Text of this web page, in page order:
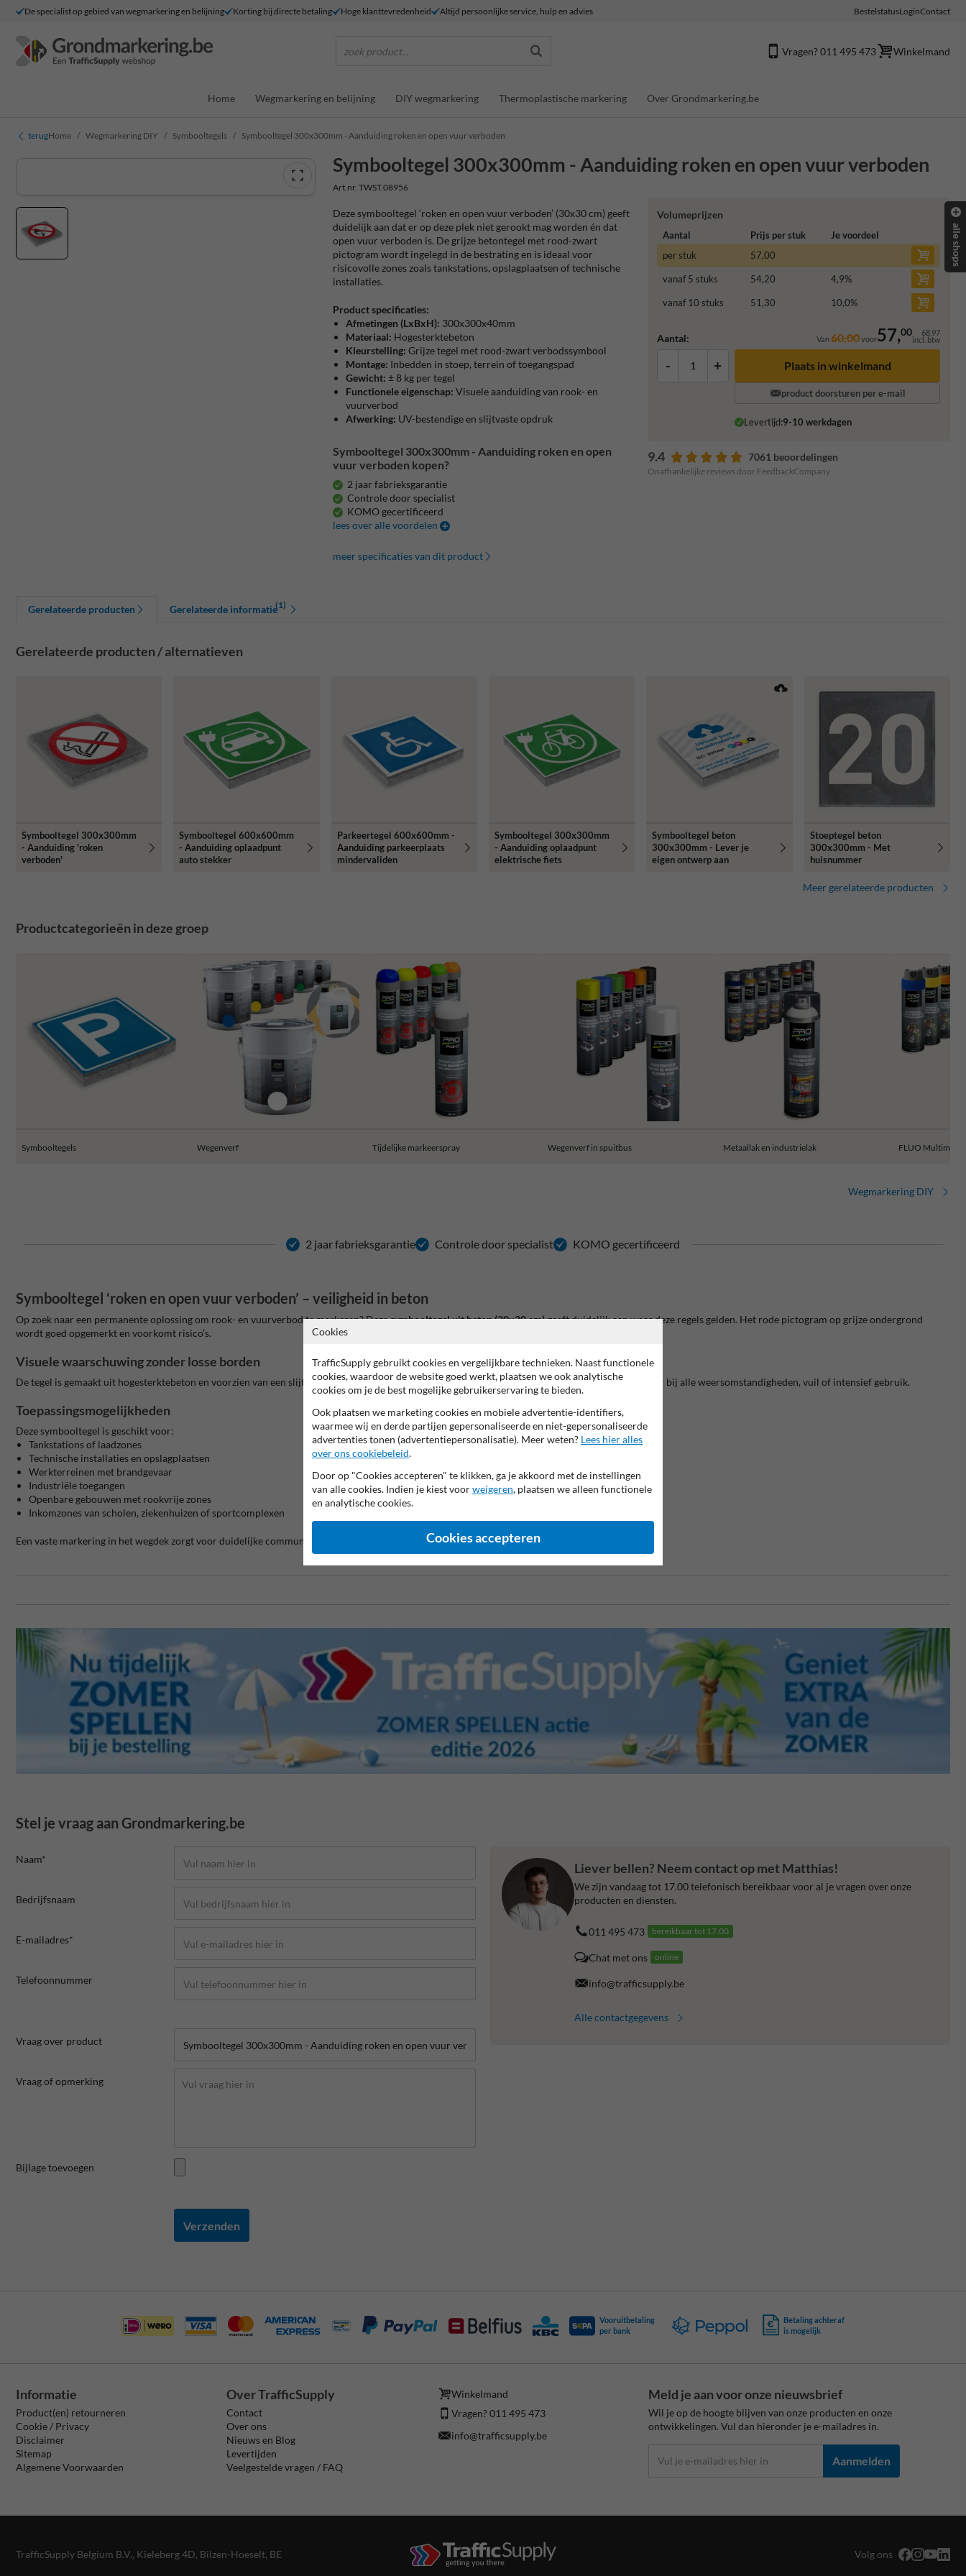
De specialist op gebied van wegmarkering en belijning Korting bij directe betaling Hoge klanttevredenheid Altijd persoonlijke service, hulp en advies BestelstatusLoginContact
zoek product... Vragen? 011 495 473 Winkelmand
Home Wegmarkering en belijning DIY wegmarkering Thermoplastische markering Over Grondmarkering.be
terugHome Wegmarkering DIY Symbooltegels Symbooltegel 300x300mm - Aanduiding roken en open vuur verboden
Symbooltegel 300x300mm - Aanduiding roken en open vuur verboden
Art.nr. TWST.08956
Volumeprijzen
Aantal Prijs per stuk
Je voordeel
per stuk
57,00
vanaf 5 stuks 54,20 4,9%
vanaf 10 stuks 51,30 10,0%
Aantal: Van60,00voor57,00 68,97
incl. btw
- + Plaats in winkelmand
product doorsturen per e-mail
Levertijd:9-10 werkdagen
9.4 7061 beoordelingen
Onafhankelijke reviews door FeedbackCompany
Deze symbooltegel ‘roken en open vuur verboden’ (30x30 cm) geeft
duidelijk aan dat er op deze plek niet gerookt mag worden én dat
open vuur verboden is. De grijze betontegel met rood-zwart
pictogram wordt ingelegd in de bestrating en is ideaal voor
risicovolle zones zoals tankstations, opslagplaatsen of technische
installaties.
Product specificaties:
Afmetingen (LxBxH): 300x300x40mm
Materiaal: Hogesterktebeton
Kleurstelling: Grijze tegel met rood-zwart verbodssymbool
Montage: Inbedden in stoep, terrein of toegangspad
Gewicht: ± 8 kg per tegel
Functionele eigenschap: Visuele aanduiding van rook- en
vuurverbod
Afwerking: UV-bestendige en slijtvaste opdruk
Symbooltegel 300x300mm - Aanduiding roken en open
vuur verboden kopen?
2 jaar fabrieksgarantie
Controle door specialist
KOMO gecertificeerd
lees over alle voordelen
meer specificaties van dit product
Gerelateerde producten Gerelateerde informatie(1)
Gerelateerde producten / alternatieven
Symbooltegel 300x300mm
- Aanduiding 'roken
verboden'
Symbooltegel 600x600mm
- Aanduiding oplaadpunt
auto stekker
Parkeertegel 600x600mm -
Aanduiding parkeerplaats
mindervaliden
Symbooltegel 300x300mm
- Aanduiding oplaadpunt
elektrische fiets
Symbooltegel beton
300x300mm - Lever je
eigen ontwerp aan
Stoeptegel beton
300x300mm - Met
huisnummer
Meer gerelateerde producten
Productcategorieën in deze groep
Symbooltegels Wegenverf Tijdelijke markeerspray Wegenverf in spuitbus Metaallak en industrielak FLUO
Wegmarkering DIY
2 jaar fabrieksgarantie Controle door specialist KOMO gecertificeerd
Symbooltegel ‘roken en open vuur verboden’ – veiligheid in beton
Op zoek naar een permanente oplossing om rook- en vuurverbod te markeren? Dezesymbooltegel uit beton (30x30 cm)geeft duidelijk aan waar deze regels gelden. Het rode pictogram op grijze ondergrond
wordt goed opgemerkt en voorkomt risico’s.
Visuele waarschuwing zonder losse borden
De tegel is gemaakt uit hogesterktebeton en voorzien van een slijtvaste, UV-bestendige opdruk. Daardoor blijft het verbodssymbool goed zichtbaar bij alle weersomstandigheden, vuil of intensief gebruik.
Toepassingsmogelijkheden
Deze symbooltegel is geschikt voor:
Tankstations of laadzones
Technische installaties en opslagplaatsen
Werkterreinen met brandgevaar
Industriële toegangen
Openbare gebouwen met rookvrije zones
Inkomzones van scholen, ziekenhuizen of sportcomplexen
Een vaste markering in het wegdek zorgt voor duidelijke communicatie én verhoogt de veiligheid op je terrein.
Stel je vraag aan Grondmarkering.be
Naam*
Bedrijfsnaam
E-mailadres*
Telefoonnummer
Vraag over product
Vraag of opmerking
Bijlage toevoegen
Verzenden
Liever bellen? Neem contact op met Matthias!
We zijn vandaag tot 17.00 telefonisch bereikbaar voor al je vragen over onze
producten en diensten.
011 495 473 bereikbaar tot 17.00
Chat met ons online
info@trafficsupply.be
Alle contactgegevens
Vooruitbetaling
per bank
Betaling achteraf
is mogelijk
Informatie
Product(en) retourneren
Cookie / Privacy
Disclaimer
Sitemap
Algemene Voorwaarden
Over TrafficSupply
Contact
Over ons
Nieuws en Blog
Levertijden
Veelgestelde vragen / FAQ
Winkelmand
Vragen? 011 495 473
info@trafficsupply.be
Meld je aan voor onze nieuwsbrief
Wil je op de hoogte blijven van onze producten en onze
ontwikkelingen. Vul dan hieronder je e-mailadres in.
Aanmelden
TrafficSupply Belgium B.V., Kieleberg 4D, Bilzen-Hoeselt, BE Volg ons
alle shops
Cookies
TrafficSupply gebruikt cookies en vergelijkbare technieken. Naast functionele
cookies, waardoor de website goed werkt, plaatsen we ook analytische
cookies om je de best mogelijke gebruikerservaring te bieden.
Ook plaatsen we marketing cookies en mobiele advertentie-identifiers,
waarmee wij en derde partijen gepersonaliseerde en niet-gepersonaliseerde
advertenties tonen (advertentiepersonalisatie). Meer weten? Lees hier alles
over ons cookiebeleid.
Door op "Cookies accepteren" te klikken, ga je akkoord met de instellingen
van alle cookies. Indien je kiest voorweigeren, plaatsen we alleen functionele
en analytische cookies.
Cookies accepteren